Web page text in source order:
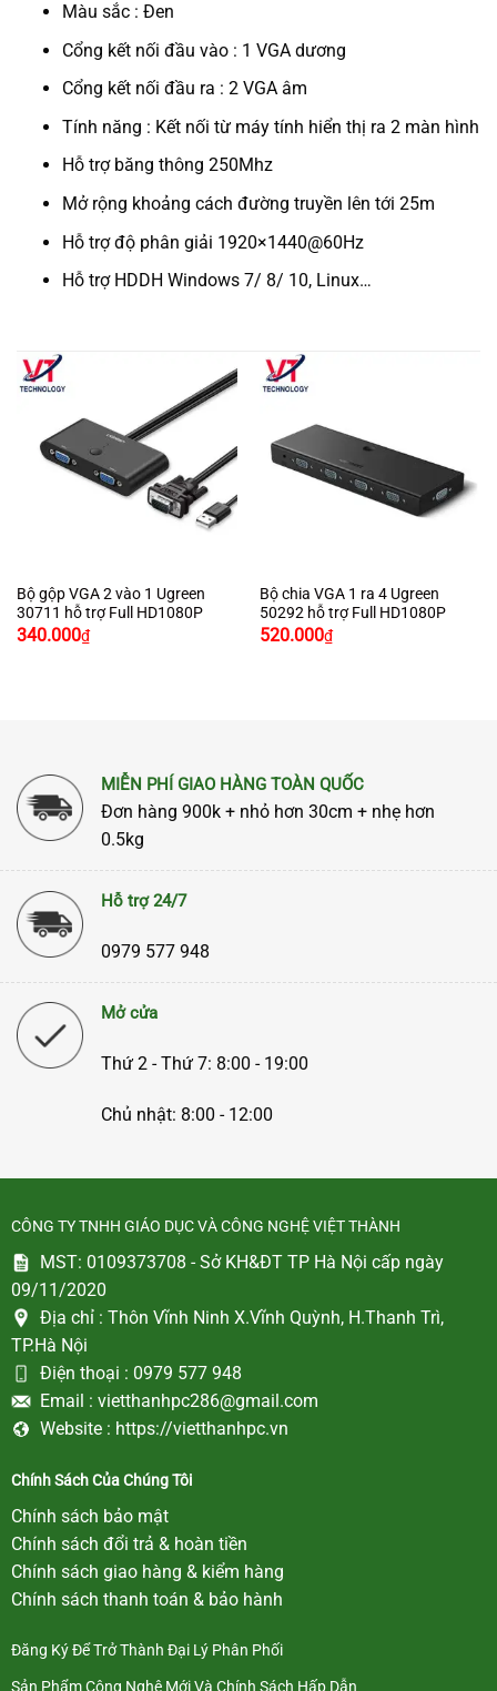
Màu sắc : Đen
Cổng kết nối đầu vào : 1 VGA dương
Cổng kết nối đầu ra : 2 VGA âm
Tính năng : Kết nối từ máy tính hiển thị ra 2 màn hình
Hỗ trợ băng thông 250Mhz
Mở rộng khoảng cách đường truyền lên tới 25m
Hỗ trợ độ phân giải 1920×1440@60Hz
Hỗ trợ HDDH Windows 7/ 8/ 10, Linux…
Bộ gộp VGA 2 vào 1 Ugreen
30711 hỗ trợ Full HD1080P
340.000₫
Bộ chia VGA 1 ra 4 Ugreen
50292 hỗ trợ Full HD1080P
520.000₫
MIỄN PHÍ GIAO HÀNG TOÀN QUỐC
Đơn hàng 900k + nhỏ hơn 30cm + nhẹ hơn
0.5kg
Hỗ trợ 24/7
0979 577 948
Mở cửa
Thứ 2 - Thứ 7: 8:00 - 19:00
Chủ nhật: 8:00 - 12:00
CÔNG TY TNHH GIÁO DỤC VÀ CÔNG NGHỆ VIỆT THÀNH
MST: 0109373708 - Sở KH&ĐT TP Hà Nội cấp ngày
09/11/2020
Địa chỉ : Thôn Vĩnh Ninh X.Vĩnh Quỳnh, H.Thanh Trì,
TP.Hà Nội
Điện thoại : 0979 577 948
Email : vietthanhpc286@gmail.com
Website : https://vietthanhpc.vn
Chính Sách Của Chúng Tôi
Chính sách bảo mật
Chính sách đổi trả & hoàn tiền
Chính sách giao hàng & kiểm hàng
Chính sách thanh toán & bảo hành
Đăng Ký Để Trở Thành Đại Lý Phân Phối
Sản Phẩm Công Nghệ Mới Và Chính Sách Hấp Dẫn